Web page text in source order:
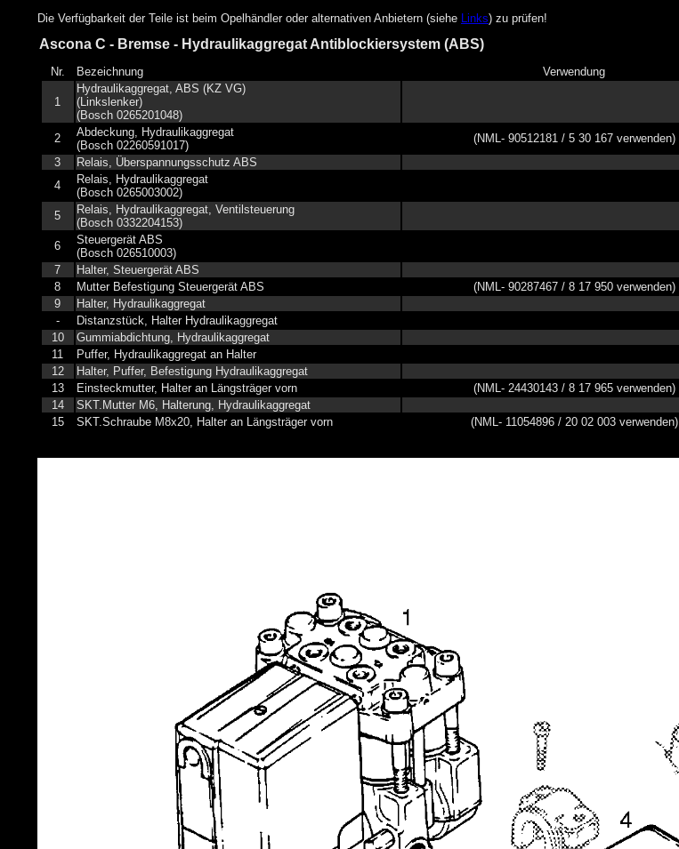
Die Verfügbarkeit der Teile ist beim Opelhändler oder alternativen Anbietern (siehe Links) zu prüfen!
Ascona C - Bremse - Hydraulikaggregat Antiblockiersystem (ABS)
Nr. Bezeichnung Verwendung
1
Hydraulikaggregat, ABS (KZ VG)
(Linkslenker)
(Bosch 0265201048)
2
Abdeckung, Hydraulikaggregat
(Bosch 02260591017)
(NML- 90512181 / 5 30 167 verwenden)
3
Relais, Überspannungsschutz ABS
4
Relais, Hydraulikaggregat
(Bosch 0265003002)
5
Relais, Hydraulikaggregat, Ventilsteuerung
(Bosch 0332204153)
6
Steuergerät ABS
(Bosch 026510003)
7
Halter, Steuergerät ABS
8
Mutter Befestigung Steuergerät ABS (NML- 90287467 / 8 17 950 verwenden)
9
Halter, Hydraulikaggregat
-
Distanzstück, Halter Hydraulikaggregat
10
Gummiabdichtung, Hydraulikaggregat
11
Puffer, Hydraulikaggregat an Halter
12
Halter, Puffer, Befestigung Hydraulikaggregat
13
Einsteckmutter, Halter an Längsträger vorn (NML- 24430143 / 8 17 965 verwenden)
14
SKT.Mutter M6, Halterung, Hydraulikaggregat
15
SKT.Schraube M8x20, Halter an Längsträger vorn (NML- 11054896 / 20 02 003 verwenden)